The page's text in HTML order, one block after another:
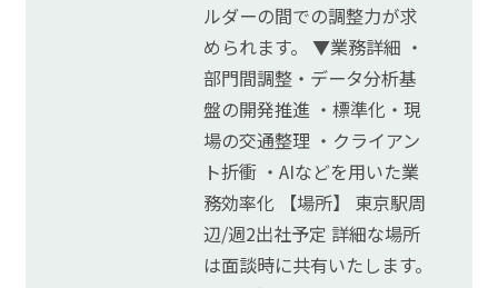
ルダーの間での調整力が求
められます。 ▼業務詳細 ・
部門間調整・データ分析基
盤の開発推進 ・標準化・現
場の交通整理 ・クライアン
ト折衝 ・AIなどを用いた業
務効率化 【場所】 東京駅周
辺/週2出社予定 詳細な場所
は面談時に共有いたします。